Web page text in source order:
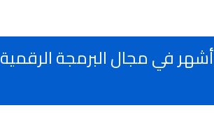
تكوين فابور للشباب لمدة 6 أشهر في مجال البرمجة الرقمية